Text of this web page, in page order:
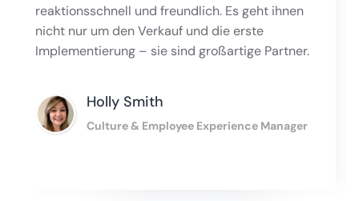
reaktionsschnell und freundlich. Es geht ihnen
nicht nur um den Verkauf und die erste
Implementierung – sie sind großartige Partner.
Holly Smith
Culture & Employee Experience Manager